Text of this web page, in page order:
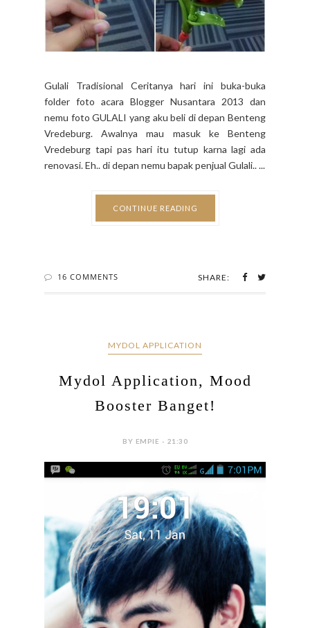
Gulali Tradisional Ceritanya hari ini buka-buka
folder foto acara Blogger Nusantara 2013 dan
nemu foto GULALI yang aku beli di depan Benteng
Vredeburg. Awalnya mau masuk ke Benteng
Vredeburg tapi pas hari itu tutup karna lagi ada
renovasi. Eh.. di depan nemu bapak penjual Gulali.. ...
CONTINUE READING
16 COMMENTS SHARE:
MYDOL APPLICATION
Mydol Application, Mood
Booster Banget!
BY EMPIE - 21:30